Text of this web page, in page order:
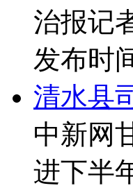
治报记
发布时
清水县
中新网
进下半